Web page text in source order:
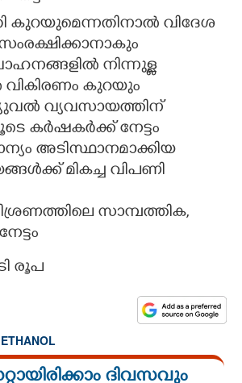
കുറയുമെന്നതിനാൽ വിദേശ
നിന്നുള്ള
കുറയും
വ്യവസായത്തിന്
കർഷകർക്ക് നേട്ടം
അടിസ്ഥാനമാക്കിയ
മികച്ച വിപണി
സാമ്പത്തിക,
രൂപ
ETHANOL
ദിവസവും